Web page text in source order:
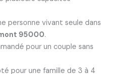
personne vivant seule dans
95000.
pour un couple sans
pour une famille de 3 à 4